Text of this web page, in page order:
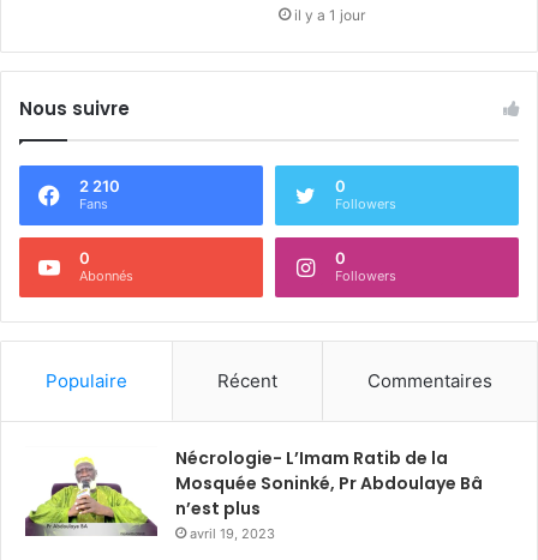
il y a 1 jour
Nous suivre
2 210
Fans
0
Followers
0
Abonnés
0
Followers
Populaire Récent Commentaires
Nécrologie- L’Imam Ratib de la
Mosquée Soninké, Pr Abdoulaye Bâ
n’est plus
avril 19, 2023